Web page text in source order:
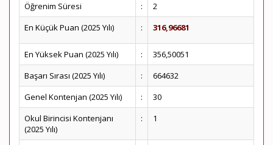
Öğrenim Süresi
:
2
En Küçük Puan (2025 Yılı)
: 316,96681
En Yüksek Puan (2025 Yılı) :
356,50051
Başarı Sırası (2025 Yılı)
:
664632
Genel Kontenjan (2025 Yılı)
:
30
Okul Birincisi Kontenjanı
(2025 Yılı)
: 1